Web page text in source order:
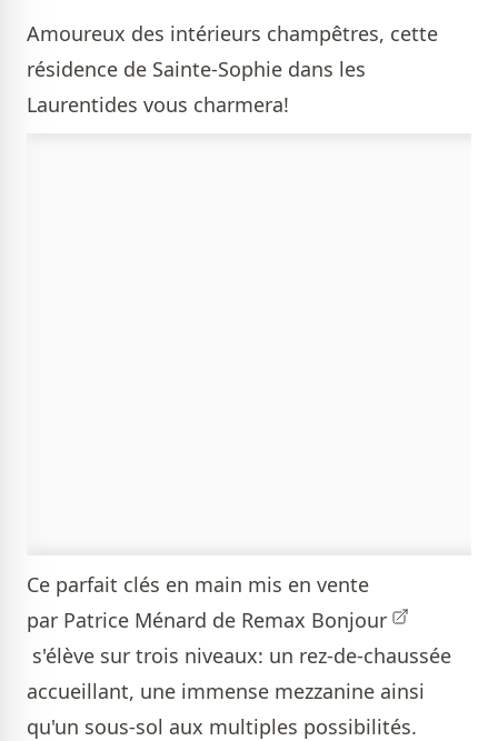
Amoureux des intérieurs champêtres, cette
résidence de Sainte-Sophie dans les
Laurentides vous charmera!
Ce parfait clés en main mis en vente
par Patrice Ménard de Remax Bonjour
s'élève sur trois niveaux: un rez-de-chaussée
accueillant, une immense mezzanine ainsi
qu'un sous-sol aux multiples possibilités.